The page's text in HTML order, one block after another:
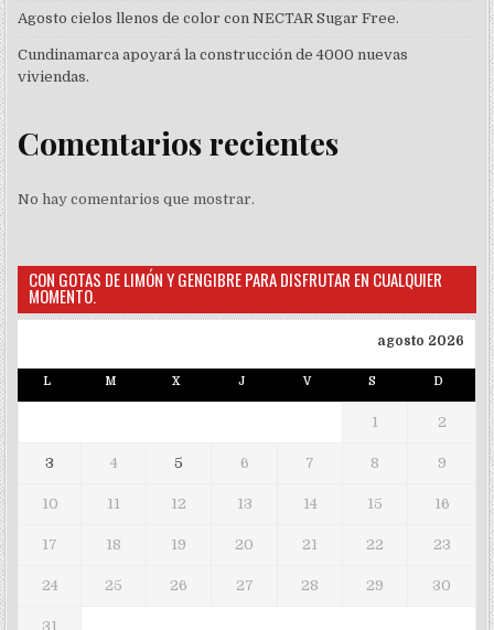
Agosto cielos llenos de color con NECTAR Sugar Free.
Cundinamarca apoyará la construcción de 4000 nuevas
viviendas.
Comentarios recientes
No hay comentarios que mostrar.
CON GOTAS DE LIMÓN Y GENGIBRE PARA DISFRUTAR EN CUALQUIER
MOMENTO.
agosto 2026
L M X J V S D
1 2
3 4 5 6 7 8 9
10 11 12 13 14 15 16
17 18 19 20 21 22 23
24 25 26 27 28 29 30
31